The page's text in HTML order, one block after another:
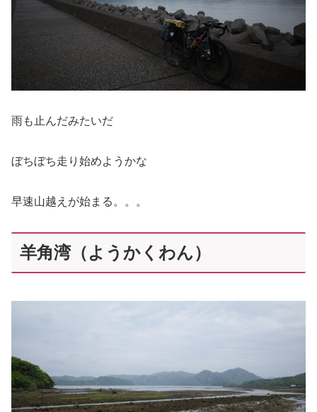
雨も止んだみたいだ
ぼちぼち走り始めようかな
早速山越えが始まる。。。
羊角湾（ようかくわん）